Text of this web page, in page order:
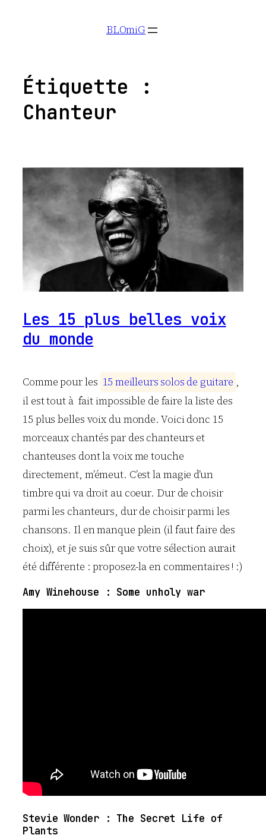
BLOmiG
Étiquette :
Chanteur
Les 15 plus belles voix
du monde
Comme pour les 15 meilleurs solos de guitare ,
il est tout à fait impossible de faire la liste des
15 plus belles voix du monde. Voici donc 15
morceaux chantés par des chanteurs et
chanteuses dont la voix me touche
directement, m’émeut. C’est la magie d’un
timbre qui va droit au coeur. Dur de choisir
parmi les chanteurs, dur de choisir parmi les
chansons. Il en manque plein (il faut faire des
choix), et je suis sûr que votre sélection aurait
été différente : proposez-la en commentaires ! :)
Amy Winehouse : Some unholy war
Stevie Wonder : The Secret Life of
Plants